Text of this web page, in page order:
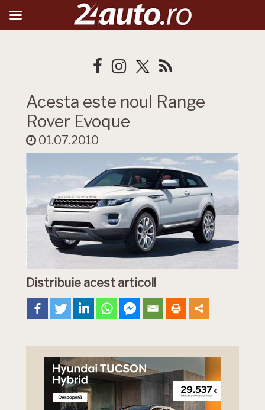
Acesta este noul Range
Rover Evoque
01.07.2010
Distribuie acest articol!